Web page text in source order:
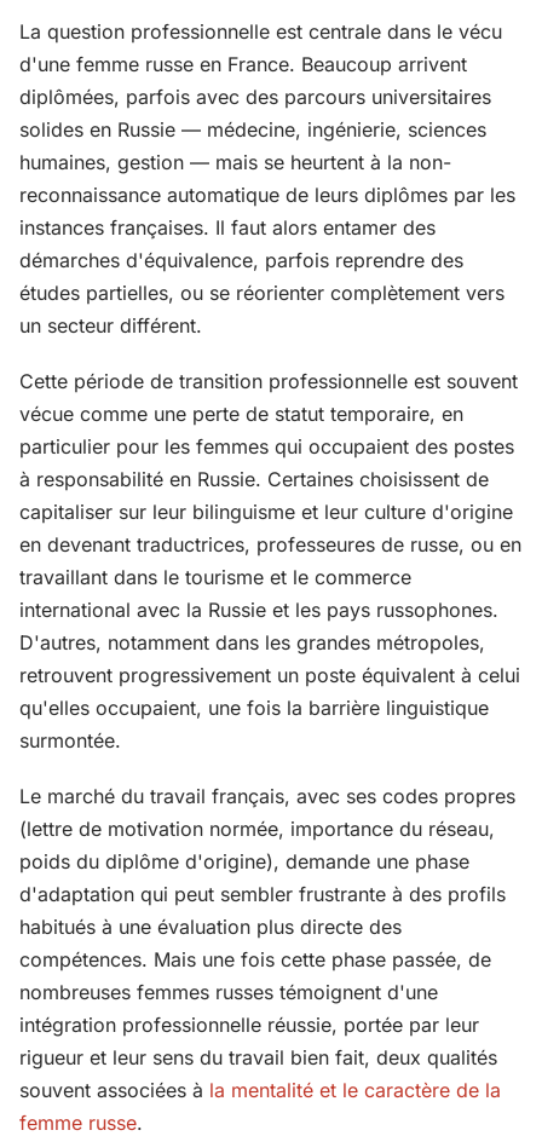
La question professionnelle est centrale dans le vécu
d'une femme russe en France. Beaucoup arrivent
diplômées, parfois avec des parcours universitaires
solides en Russie — médecine, ingénierie, sciences
humaines, gestion — mais se heurtent à la non-
reconnaissance automatique de leurs diplômes par les
instances françaises. Il faut alors entamer des
démarches d'équivalence, parfois reprendre des
études partielles, ou se réorienter complètement vers
un secteur différent.
Cette période de transition professionnelle est souvent
vécue comme une perte de statut temporaire, en
particulier pour les femmes qui occupaient des postes
à responsabilité en Russie. Certaines choisissent de
capitaliser sur leur bilinguisme et leur culture d'origine
en devenant traductrices, professeures de russe, ou en
travaillant dans le tourisme et le commerce
international avec la Russie et les pays russophones.
D'autres, notamment dans les grandes métropoles,
retrouvent progressivement un poste équivalent à celui
qu'elles occupaient, une fois la barrière linguistique
surmontée.
Le marché du travail français, avec ses codes propres
(lettre de motivation normée, importance du réseau,
poids du diplôme d'origine), demande une phase
d'adaptation qui peut sembler frustrante à des profils
habitués à une évaluation plus directe des
compétences. Mais une fois cette phase passée, de
nombreuses femmes russes témoignent d'une
intégration professionnelle réussie, portée par leur
rigueur et leur sens du travail bien fait, deux qualités
souvent associées à la mentalité et le caractère de la
femme russe.